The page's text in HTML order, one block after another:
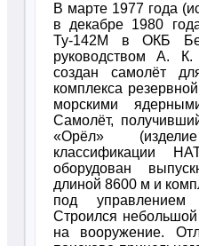
В марте 1977 года
в декабре 1980
Ту-142М в ОКБ
руководством А. К.
создан самолёт
комплекса
морскими
Самолёт,
«Орёл»
классификации
оборудован
длиной 8600 м и
под
Строился
на вооружение.